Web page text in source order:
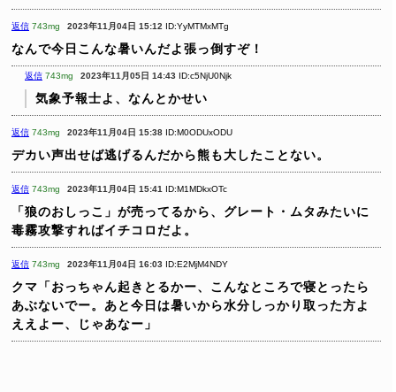
返信 743mg 2023年11月04日 15:12 ID:YyMTMxMTg
なんで今日こんな暑いんだよ張っ倒すぞ！
返信 743mg 2023年11月05日 14:43 ID:c5NjU0Njk
気象予報士よ、なんとかせい
返信 743mg 2023年11月04日 15:38 ID:M0ODUxODU
デカい声出せば逃げるんだから熊も大したことない。
返信 743mg 2023年11月04日 15:41 ID:M1MDkxOTc
「狼のおしっこ」が売ってるから、グレート・ムタみたいに
毒霧攻撃すればイチコロだよ。
返信 743mg 2023年11月04日 16:03 ID:E2MjM4NDY
クマ「おっちゃん起きとるかー、こんなところで寝とったら
あぶないでー。あと今日は暑いから水分しっかり取った方よ
ええよー、じゃあなー」